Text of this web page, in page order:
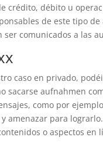
crédito, débito u
de este tipo
ser comunicados a las
caso en privado,
sacarse aufnahmen
como por
amenazar para
o aspectos